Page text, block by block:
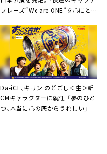
フレーズ“We are ONE”を心にと
Da-iCE、キリン のどごし＜生＞新
CMキャラクターに就任 「夢のひと
つ、本当に心の底からうれしい」